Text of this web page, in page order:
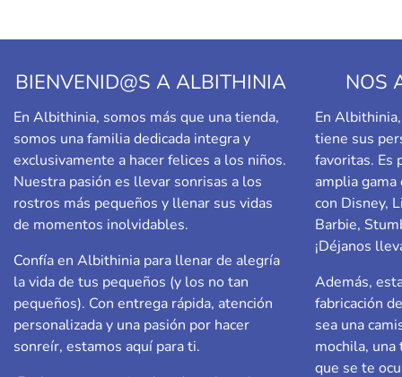
BIENVENID@S A ALBITHINIA
En Albithinia, somos más que una tienda,
somos una familia dedicada integra y
exclusivamente a hacer felices a los niños.
Nuestra pasión es llevar sonrisas a los
rostros más pequeños y llenar sus vidas
de momentos inolvidables.
Confía en Albithinia para llenar de alegría
la vida de tus pequeños (y los no tan
pequeños). Con entrega rápida, atención
personalizada y una pasión por hacer
sonreír, estamos aquí para ti.
NOS
En
tiene sus
favoritas. Es
amplia
con Disney,
Barbie,
¡Déjanos
Además,
fabricación
sea una
mochila,
que se te